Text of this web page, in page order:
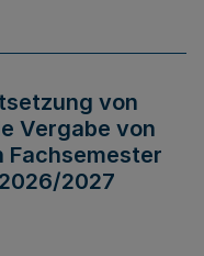
von
Vergabe von
Fachsemester
2027